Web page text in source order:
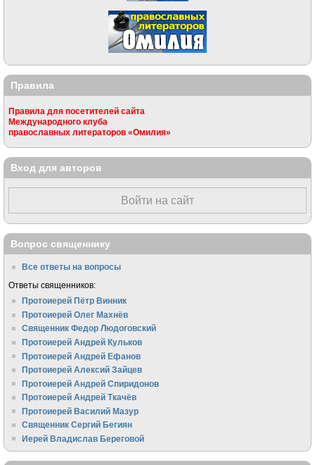
Правила
Правила для посетителей сайта
Международного клуба
православных литераторов «Омилия»
Вход для авторов
Войти на сайт
Вопрос священнику
Все ответы на вопросы
Ответы священников:
Протоиерей Пётр Винник
Протоиерей Олег Махнёв
Священник Федор Людоговский
Протоиерей Андрей Кульков
Протоиерей Андрей Ефанов
Протоиерей Алексий Зайцев
Протоиерей Андрей Спиридонов
Протоиерей Андрей Ткачёв
Протоиерей Василий Мазур
Священник Сергий Бегиян
Иерей Владислав Береговой